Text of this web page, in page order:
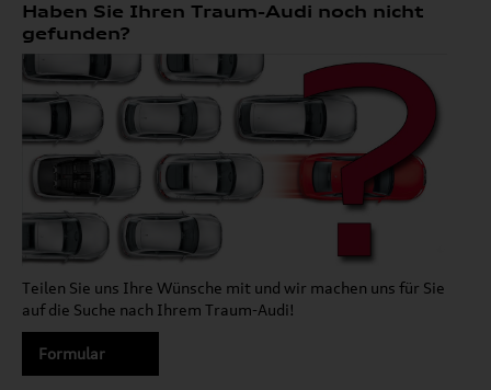
Haben Sie Ihren Traum-Audi noch nicht
gefunden?
Teilen Sie uns Ihre Wünsche mit und wir machen uns für Sie
auf die Suche nach Ihrem Traum-Audi!
Formular